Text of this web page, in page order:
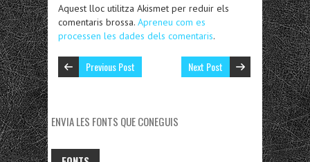
Aquest lloc utilitza Akismet per reduir els
comentaris brossa. Apreneu com es
processen les dades dels comentaris.
Previous Post Next Post
ENVIA LES FONTS QUE CONEGUIS